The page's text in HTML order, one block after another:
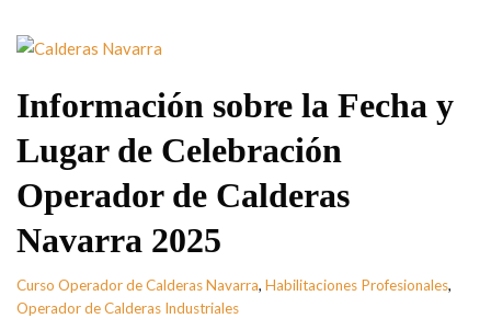
Información sobre la Fecha y
Lugar de Celebración
Operador de Calderas
Navarra 2025
Curso Operador de Calderas Navarra, Habilitaciones Profesionales,
Operador de Calderas Industriales